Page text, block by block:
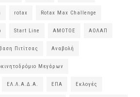
rotax Rotax Max Challenge
Start Line ΑΜΟΤΟΕ ΑΟΛΑΠ
Πιτίτσας Αναβολή
Μεγάρων
ΕΛ.Λ.Α.Δ.Α. ΕΠΑ Εκλογές